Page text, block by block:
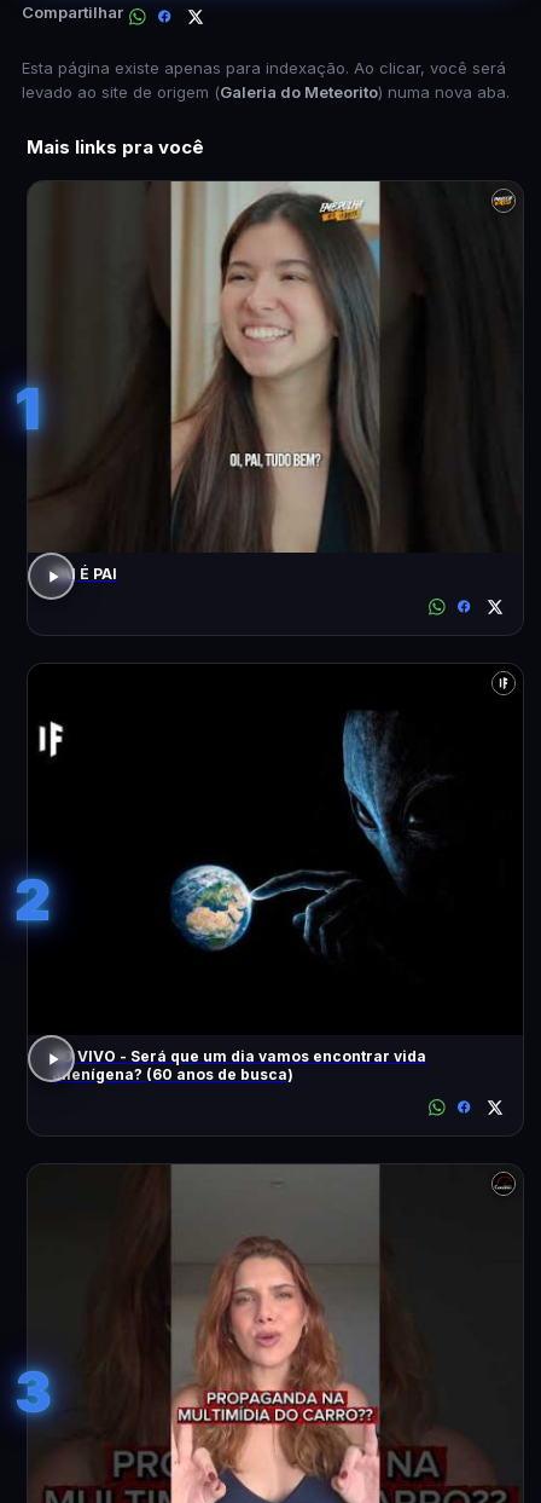
Compartilhar
Esta página existe apenas para indexação. Ao clicar, você será
levado ao site de origem (Galeria do Meteorito) numa nova aba.
Mais links pra você
1
PAI É PAI
2
AO VIVO - Será que um dia vamos encontrar vida
alienígena? (60 anos de busca)
3